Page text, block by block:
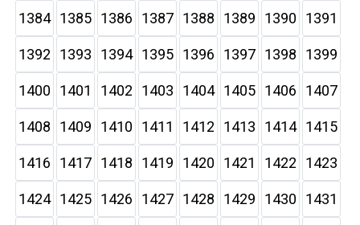
1384 1385 1386 1387 1388 1389 1390 1391
1392 1393 1394 1395 1396 1397 1398 1399
1400 1401 1402 1403 1404 1405 1406 1407
1408 1409 1410 1411 1412 1413 1414 1415
1416 1417 1418 1419 1420 1421 1422 1423
1424 1425 1426 1427 1428 1429 1430 1431